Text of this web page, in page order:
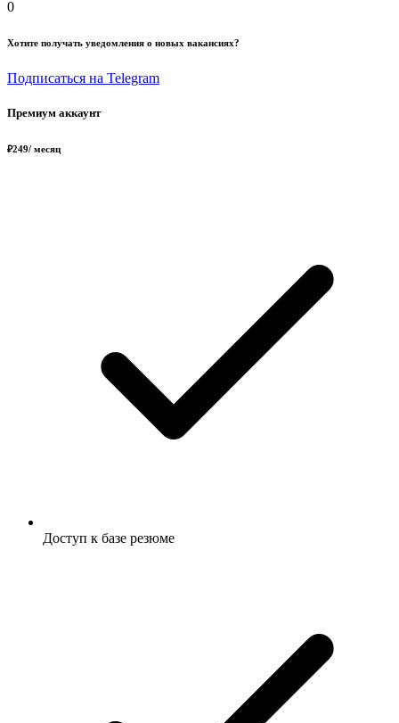
0
Хотите получать уведомления о новых вакансиях?
Подписаться на Telegram
Премиум аккаунт
₽249/ месяц
Доступ к базе резюме